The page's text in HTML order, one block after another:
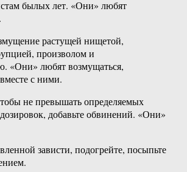
былых лет. «Они» любят
растущей нищетой,
произволом и
«Они» любят возмущаться,
с ними.
не превышать определяемых
добавьте обвинений. «Они»
зависти, подогрейте, посыпьте